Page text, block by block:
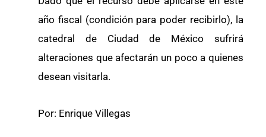
año fiscal (condición para poder recibirlo), la
catedral de Ciudad de México sufrirá
alteraciones que afectarán un poco a quienes
desean visitarla.
Por: Enrique Villegas